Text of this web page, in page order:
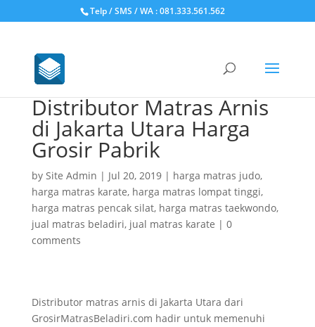
Telp / SMS / WA : 081.333.561.562
Distributor Matras Arnis
di Jakarta Utara Harga
Grosir Pabrik
by Site Admin | Jul 20, 2019| harga matras judo,
harga matras karate, harga matras lompat tinggi,
harga matras pencak silat, harga matras taekwondo,
jual matras beladiri, jual matras karate | 0
comments
Distributor matras arnis di Jakarta Utara dari
GrosirMatrasBeladiri.com hadir untuk memenuhi